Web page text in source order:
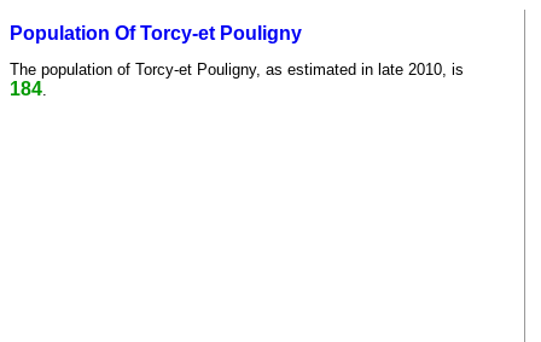
Population Of Torcy-et Pouligny
The population of Torcy-et Pouligny, as estimated in late 2010, is
184